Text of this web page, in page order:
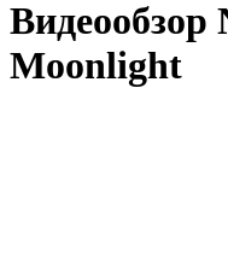
Видеообзор
Moonlight